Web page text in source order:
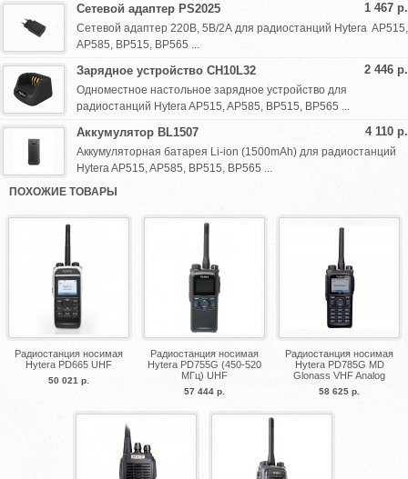
1 467 р.
Сетевой адаптер PS2025
Сетевой адаптер 220В, 5В/2А для радиостанций Hytera AP515,
AP585, BP515, BP565 ...
2 446 р.
Зарядное устройство CH10L32
Одноместное настольное зарядное устройство для
радиостанций Hytera AP515, AP585, BP515, BP565 ...
4 110 р.
Аккумулятор BL1507
Аккумуляторная батарея Li-ion (1500mAh) для радиостанций
Hytera AP515, AP585, BP515, BP565 ...
ПОХОЖИЕ ТОВАРЫ
Радиостанция носимая
Hytera PD665 UHF
50 021 р.
Радиостанция носимая
Hytera PD755G (450-520
МГц) UHF
57 444 р.
Радиостанция носимая
Hytera PD785G MD
Glonass VHF Analog
58 625 р.